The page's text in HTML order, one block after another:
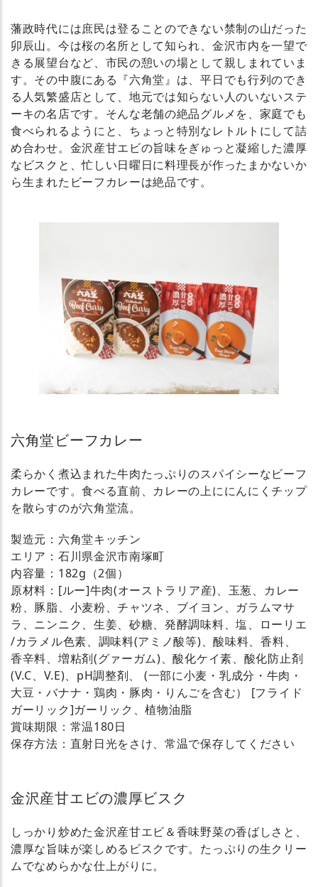
藩政時代には庶民は登ることのできない禁制の山だった
卯辰山。今は桜の名所として知られ、金沢市内を一望で
きる展望台など、市民の憩いの場として親しまれていま
す。その中腹にある『六角堂』は、平日でも行列のでき
る人気繁盛店として、地元では知らない人のいないステ
ーキの名店です。そんな老舗の絶品グルメを、家庭でも
食べられるようにと、ちょっと特別なレトルトにして詰
め合わせ。金沢産甘エビの旨味をぎゅっと凝縮した濃厚
なビスクと、忙しい日曜日に料理長が作ったまかないか
ら生まれたビーフカレーは絶品です。
六角堂ビーフカレー
柔らかく煮込まれた牛肉たっぷりのスパイシーなビーフ
カレーです。食べる直前、カレーの上ににんにくチップ
を散らすのが六角堂流。
製造元：六角堂キッチン
エリア：石川県金沢市南塚町
内容量：182g（2個）
原材料：[ルー]牛肉(オーストラリア産)、玉葱、カレー
粉、豚脂、小麦粉、チャツネ、ブイヨン、ガラムマサ
ラ、ニンニク、生姜、砂糖、発酵調味料、塩、ローリエ
/カラメル色素、調味料(アミノ酸等)、酸味料、香料、
香辛料、増粘剤(グァーガム)、酸化ケイ素、酸化防止剤
(V.C、V.E)、pH調整剤、 (一部に小麦・乳成分・牛肉・
大豆・バナナ・鶏肉・豚肉・りんごを含む） [フライド
ガーリック]ガーリック、植物油脂
賞味期限：常温180日
保存方法：直射日光をさけ、常温で保存してください
金沢産甘エビの濃厚ビスク
しっかり炒めた金沢産甘エビ＆香味野菜の香ばしさと、
濃厚な旨味が楽しめるビスクです。たっぷりの生クリー
ムでなめらかな仕上がりに。